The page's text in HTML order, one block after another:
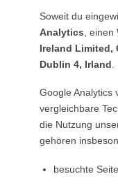
Soweit du
Analytics ,
Ireland Limited,
Dublin 4, Irland
Google Analytics
vergleichbare
die Nutzung
gehören
besuchte